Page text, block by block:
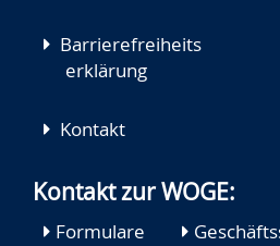
Barrierefreiheits
erklärung
Kontakt
Kontakt zur WOGE:
Formulare